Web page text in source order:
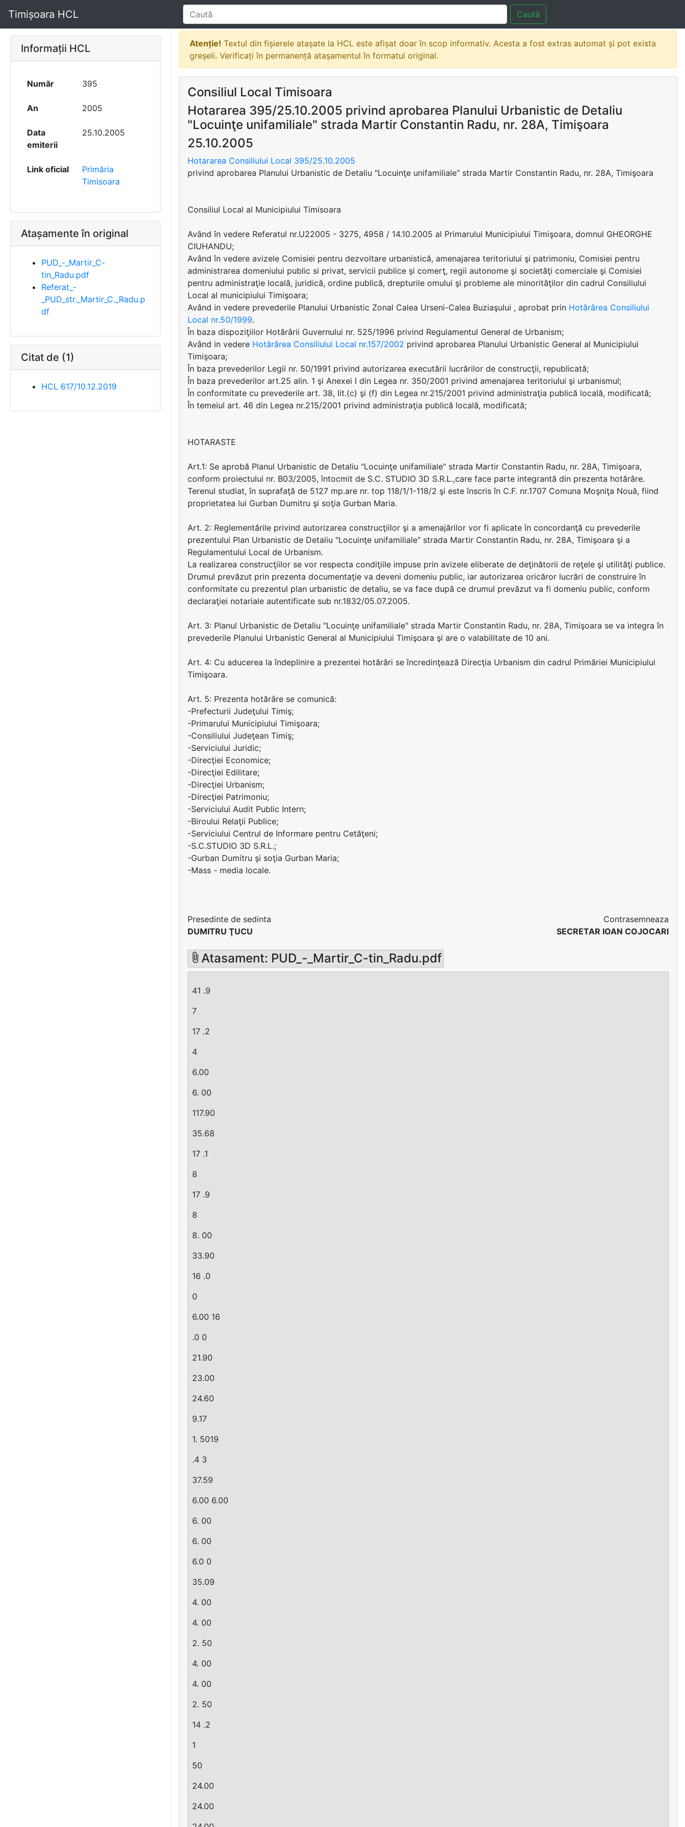
Timișoara HCL Caută
Informații HCL
Număr 395
An 2005
Data
emiterii
25.10.2005
Link oficial
Primăria
Timisoara
Atașamente în original
PUD_-_Martir_C-
tin_Radu.pdf
Referat_-
_PUD_str._Martir_C._Radu.p
df
Citat de (1)
HCL 617/10.12.2019
Atenție! Textul din fișierele atașate la HCL este afișat doar în scop informativ. Acesta a fost extras automat și pot exista
greșeli. Verificați în permanență atașamentul în formatul original.
Consiliul Local Timisoara
Hotararea 395/25.10.2005 privind aprobarea Planului Urbanistic de Detaliu
"Locuinţe unifamiliale" strada Martir Constantin Radu, nr. 28A, Timişoara
25.10.2005
Hotararea Consiliului Local 395/25.10.2005
privind aprobarea Planului Urbanistic de Detaliu "Locuinţe unifamiliale" strada Martir Constantin Radu, nr. 28A, Timişoara
Consiliul Local al Municipiului Timisoara
Având în vedere Referatul nr.U22005 - 3275, 4958 / 14.10.2005 al Primarului Municipiului Timişoara, domnul GHEORGHE
CIUHANDU;
Având în vedere avizele Comisiei pentru dezvoltare urbanistică, amenajarea teritoriului şi patrimoniu, Comisiei pentru
administrarea domeniului public si privat, servicii publice şi comerţ, regii autonome şi societăţi comerciale şi Comisiei
pentru administraţie locală, juridică, ordine publică, drepturile omului şi probleme ale minorităţilor din cadrul Consiliului
Local al municipiului Timişoara;
Având in vedere prevederile Planului Urbanistic Zonal Calea Urseni-Calea Buziaşului , aprobat prin Hotărârea Consiliului
Local nr.50/1999.
În baza dispoziţiilor Hotărârii Guvernului nr. 525/1996 privind Regulamentul General de Urbanism;
Având in vedere Hotărârea Consiliului Local nr.157/2002 privind aprobarea Planului Urbanistic General al Municipiului
Timişoara;
În baza prevederilor Legii nr. 50/1991 privind autorizarea executării lucrărilor de construcţii, republicată;
În baza prevederilor art.25 alin. 1 şi Anexei I din Legea nr. 350/2001 privind amenajarea teritoriului şi urbanismul;
În conformitate cu prevederile art. 38, lit.(c) şi (f) din Legea nr.215/2001 privind administraţia publică locală, modificată;
În temeiul art. 46 din Legea nr.215/2001 privind administraţia publică locală, modificată;
HOTARASTE
Art.1: Se aprobă Planul Urbanistic de Detaliu "Locuinţe unifamiliale" strada Martir Constantin Radu, nr. 28A, Timişoara,
conform proiectului nr. B03/2005, întocmit de S.C. STUDIO 3D S.R.L.,care face parte integrantă din prezenta hotărâre.
Terenul studiat, în suprafaţă de 5127 mp.are nr. top 118/1/1-118/2 şi este înscris în C.F. nr.1707 Comuna Moşniţa Nouă, fiind
proprietatea lui Gurban Dumitru şi soţia Gurban Maria.
Art. 2: Reglementările privind autorizarea construcţiilor şi a amenajărilor vor fi aplicate în concordanţă cu prevederile
prezentului Plan Urbanistic de Detaliu "Locuinţe unifamiliale" strada Martir Constantin Radu, nr. 28A, Timişoara şi a
Regulamentului Local de Urbanism.
La realizarea construcţiilor se vor respecta condiţiile impuse prin avizele eliberate de deţinătorii de reţele şi utilităţi publice.
Drumul prevăzut prin prezenta documentaţie va deveni domeniu public, iar autorizarea oricăror lucrări de construire în
conformitate cu prezentul plan urbanistic de detaliu, se va face după ce drumul prevăzut va fi domeniu public, conform
declaraţiei notariale autentificate sub nr.1832/05.07.2005.
Art. 3: Planul Urbanistic de Detaliu "Locuinţe unifamiliale" strada Martir Constantin Radu, nr. 28A, Timişoara se va integra în
prevederile Planului Urbanistic General al Municipiului Timişoara şi are o valabilitate de 10 ani.
Art. 4: Cu aducerea la îndeplinire a prezentei hotărâri se încredinţează Direcţia Urbanism din cadrul Primăriei Municipiului
Timişoara.
Art. 5: Prezenta hotărâre se comunică:
-Prefecturii Judeţului Timiş;
-Primarului Municipiului Timişoara;
-Consiliului Judeţean Timiş;
-Serviciului Juridic;
-Direcţiei Economice;
-Direcţiei Edilitare;
-Direcţiei Urbanism;
-Direcţiei Patrimoniu;
-Serviciului Audit Public Intern;
-Biroului Relaţii Publice;
-Serviciului Centrul de Informare pentru Cetăţeni;
-S.C.STUDIO 3D S.R.L.;
-Gurban Dumitru şi soţia Gurban Maria;
-Mass - media locale.
Presedinte de sedinta
DUMITRU ŢUCU
Contrasemneaza
SECRETAR IOAN COJOCARI
Atasament: PUD_-_Martir_C-tin_Radu.pdf
41 .9
7
17 .2
4
6.00
6. 00
117.90
35.68
17 .1
8
17 .9
8
8. 00
33.90
16 .0
0
6.00 16
.0 0
21.90
23.00
24.60
9.17
1. 5019
.4 3
37.59
6.00 6.00
6. 00
6. 00
6.0 0
35.09
4. 00
4. 00
2. 50
4. 00
4. 00
2. 50
14 .2
1
50
24.00
24.00